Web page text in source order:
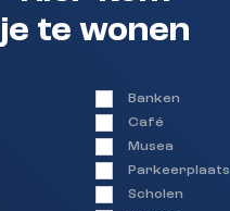
je te wonen
Banken
Café
Musea
Parkeerplaats
Scholen